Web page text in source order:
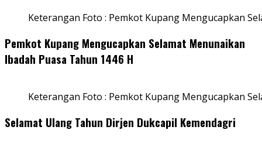
Keterangan Foto : Pemkot Kupang Mengucapkan
Pemkot Kupang Mengucapkan Selamat Menunaikan
Ibadah Puasa Tahun 1446 H
Keterangan Foto : Pemkot Kupang Mengucapkan
Selamat Ulang Tahun Dirjen Dukcapil Kemendagri